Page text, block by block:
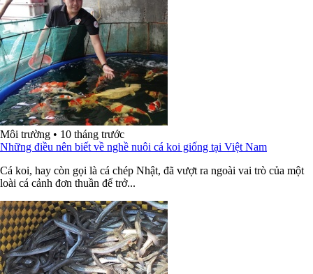
Môi trường • 10 tháng trước
Những điều nên biết về nghề nuôi cá koi giống tại Việt Nam
Cá koi, hay còn gọi là cá chép Nhật, đã vượt ra ngoài vai trò của một
loài cá cảnh đơn thuần để trở...